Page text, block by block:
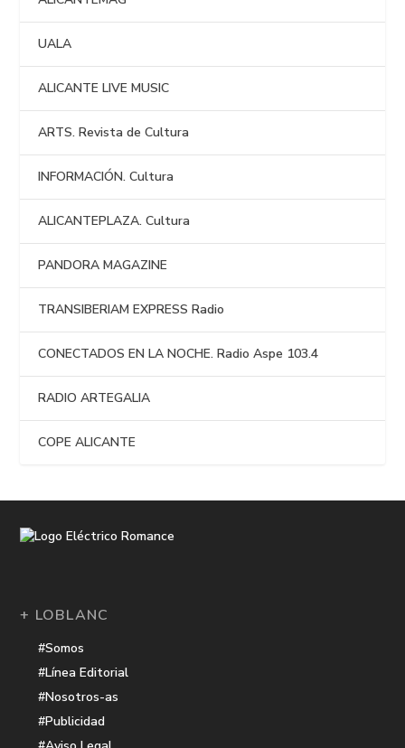
UALA
ALICANTE LIVE MUSIC
ARTS. Revista de Cultura
INFORMACIÓN. Cultura
ALICANTEPLAZA. Cultura
PANDORA MAGAZINE
TRANSIBERIAM EXPRESS Radio
CONECTADOS EN LA NOCHE. Radio Aspe 103.4
RADIO ARTEGALIA
COPE ALICANTE
+ LOBLANC
#Somos
#Línea Editorial
#Nosotros-as
#Publicidad